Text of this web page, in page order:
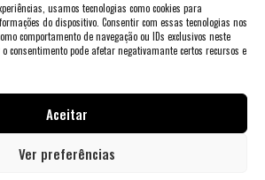
usamos tecnologias como cookies para
do dispositivo. Consentir com essas tecnologias nos
comportamento de navegação ou IDs exclusivos neste
consentimento pode afetar negativamante certos recursos e
Aceitar
Ver preferências
Store Porto. Todos os direitos reservados.